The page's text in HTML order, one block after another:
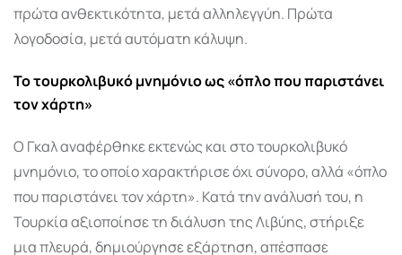
πρώτα ανθεκτικότητα, μετά αλληλεγγύη. Πρώτα
λογοδοσία, μετά αυτόματη κάλυψη.
Το τουρκολιβυκό μνημόνιο ως «όπλο που παριστάνει
τον χάρτη»
Ο Γκαλ αναφέρθηκε εκτενώς και στο τουρκολιβυκό
μνημόνιο, το οποίο χαρακτήρισε όχι σύνορο, αλλά «όπλο
που παριστάνει τον χάρτη». Κατά την ανάλυσή του, η
Τουρκία αξιοποίησε τη διάλυση της Λιβύης, στήριξε
μια πλευρά, δημιούργησε εξάρτηση, απέσπασε